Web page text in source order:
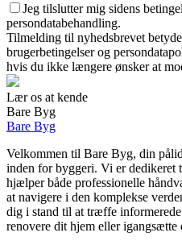
Jeg tilslutter mig sidens
persondatabehandling.
Tilmelding til nyhedsbrevet
brugerbetingelser og
hvis du ikke længere ønsker at
Lær os at kende
Bare Byg
Bare Byg
Velkommen til Bare Byg, din
inden for byggeri. Vi er dedikeret
hjælper både professionelle
at navigere i den komplekse
dig i stand til at træffe
renovere dit hjem eller igangsætte